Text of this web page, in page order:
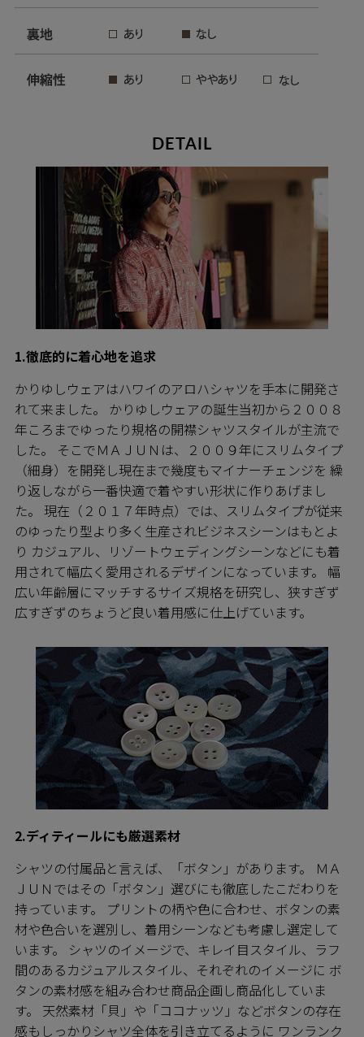
DETAIL
1.徹底的に着心地を追求
かりゆしウェアはハワイのアロハシャツを手本に開発さ
れて来ました。 かりゆしウェアの誕生当初から２００８
年ころまでゆったり規格の開襟シャツスタイルが主流で
した。 そこでＭＡＪＵＮは、２００９年にスリムタイプ
（細身）を開発し現在まで幾度もマイナーチェンジを 繰
り返しながら一番快適で着やすい形状に作りあげまし
た。 現在（２０１７年時点）では、スリムタイプが従来
のゆったり型より多く生産されビジネスシーンはもとよ
り カジュアル、リゾートウェディングシーンなどにも着
用されて幅広く愛用されるデザインになっています。 幅
広い年齢層にマッチするサイズ規格を研究し、狭すぎず
広すぎずのちょうど良い着用感に仕上げています。
2.ディティールにも厳選素材
シャツの付属品と言えば、「ボタン」があります。 ＭＡ
ＪＵＮではその「ボタン」選びにも徹底したこだわりを
持っています。 プリントの柄や色に合わせ、ボタンの素
材や色合いを選別し、着用シーンなども考慮し選定して
います。 シャツのイメージで、キレイ目スタイル、ラフ
間のあるカジュアルスタイル、それぞれのイメージに ボ
タンの素材感を組み合わせ商品企画し商品化していま
す。 天然素材「貝」や「ココナッツ」などボタンの存在
感もしっかりシャツ全体を引き立てるように ワンランク